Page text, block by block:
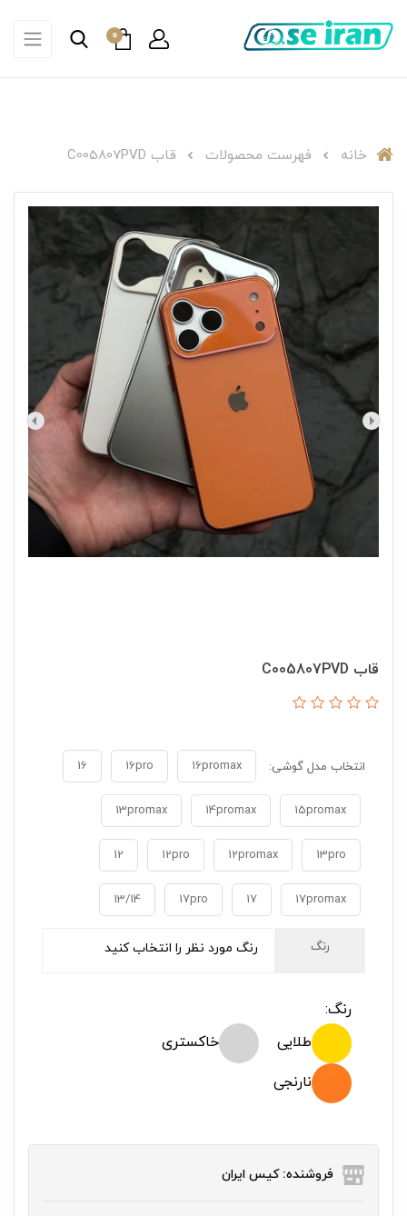
0
خانه فهرست محصولات قاب C005807PVD
قاب C005807PVD
انتخاب مدل گوشی: 16promax
16pro
16
15promax
14promax
13promax
13pro
12promax
12pro
12
17promax
17
17pro
13/14
رنگ رنگ مورد نظر را انتخاب کنید
رنگ:
طلایی
خاکستری
نارنجی
فروشنده: کیس ایران